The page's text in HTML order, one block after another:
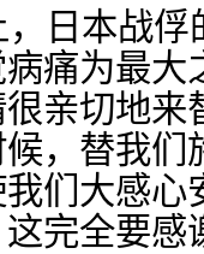
日本战
痛为最
亲切地
，替我
们大感
完全要感